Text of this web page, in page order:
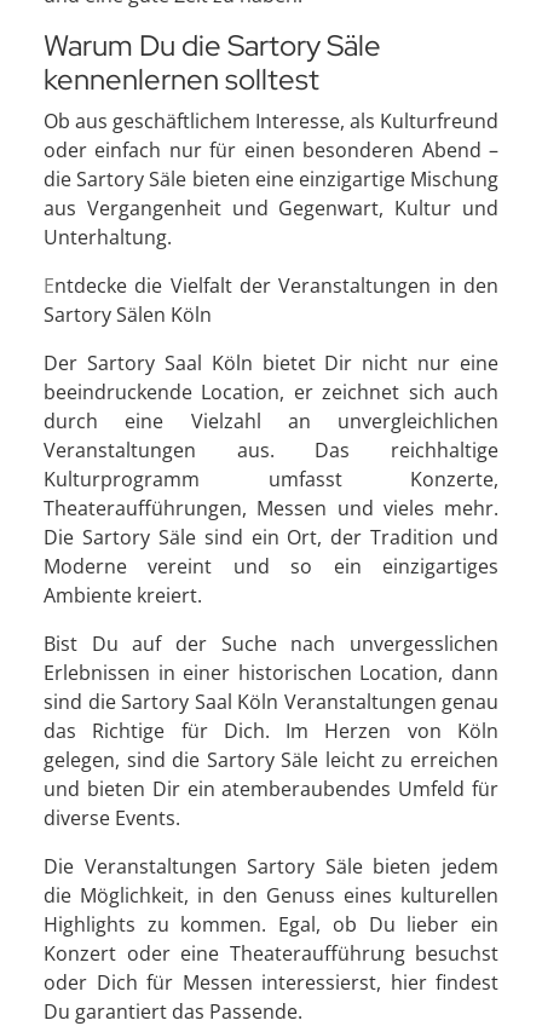
Warum Du die Sartory Säle
kennenlernen solltest
Ob aus geschäftlichem Interesse, als Kulturfreund
oder einfach nur für einen besonderen Abend –
die Sartory Säle bieten eine einzigartige Mischung
aus Vergangenheit und Gegenwart, Kultur und
Unterhaltung.
Entdecke die Vielfalt der Veranstaltungen in den
Sartory Sälen Köln
Der Sartory Saal Köln bietet Dir nicht nur eine
beeindruckende Location, er zeichnet sich auch
durch eine Vielzahl an unvergleichlichen
Veranstaltungen aus. Das reichhaltige
Kulturprogramm umfasst Konzerte,
Theateraufführungen, Messen und vieles mehr.
Die Sartory Säle sind ein Ort, der Tradition und
Moderne vereint und so ein einzigartiges
Ambiente kreiert.
Bist Du auf der Suche nach unvergesslichen
Erlebnissen in einer historischen Location, dann
sind die Sartory Saal Köln Veranstaltungen genau
das Richtige für Dich. Im Herzen von Köln
gelegen, sind die Sartory Säle leicht zu erreichen
und bieten Dir ein atemberaubendes Umfeld für
diverse Events.
Die Veranstaltungen Sartory Säle bieten jedem
die Möglichkeit, in den Genuss eines kulturellen
Highlights zu kommen. Egal, ob Du lieber ein
Konzert oder eine Theateraufführung besuchst
oder Dich für Messen interessierst, hier findest
Du garantiert das Passende.